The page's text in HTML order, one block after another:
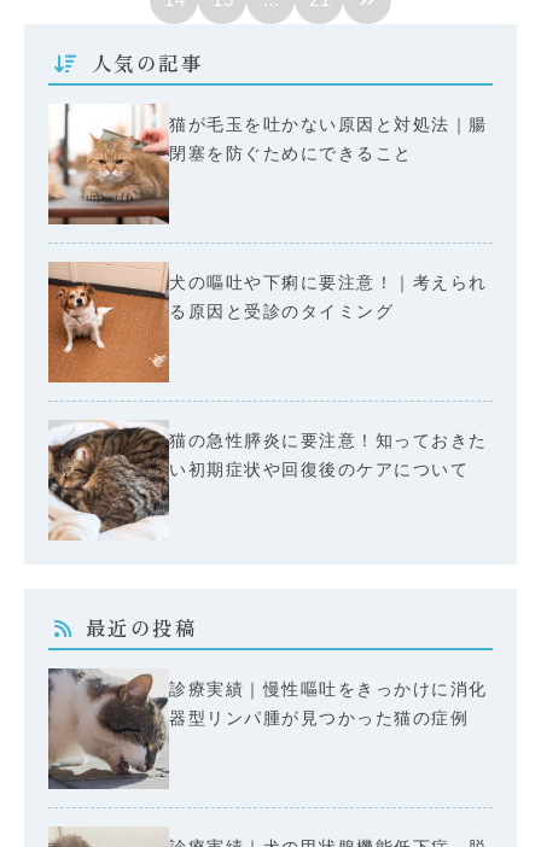
人気の記事
猫が毛玉を吐かない原因と対処法｜腸
閉塞を防ぐためにできること
犬の嘔吐や下痢に要注意！｜考えられ
る原因と受診のタイミング
猫の急性膵炎に要注意！知っておきた
い初期症状や回復後のケアについて
最近の投稿
診療実績｜慢性嘔吐をきっかけに消化
器型リンパ腫が見つかった猫の症例